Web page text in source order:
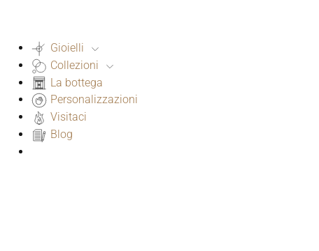
Gioielli
Collezioni
La bottega
Personalizzazioni
Visitaci
Blog